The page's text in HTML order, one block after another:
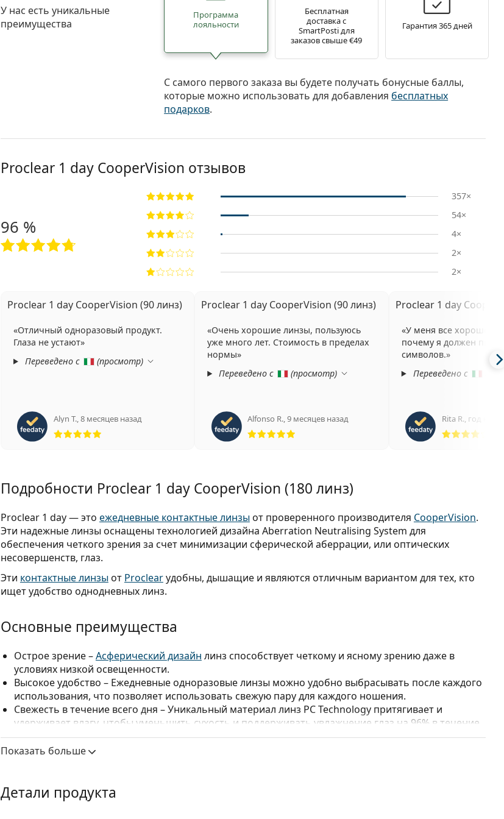
У нас есть уникальные
преимущества
Программа
лояльности
Бесплатная
доставка с
SmartPosti для
заказов свыше €49
Гарантия 365 дней
С самого первого заказа вы будете получать бонусные баллы,
которые можно использовать для добавления бесплатных
подарков.
Proclear 1 day CooperVision отзывов
96 %
357×
54×
4×
2×
2×
Proclear 1 day CooperVision (90 линз)
Отличный одноразовый продукт.
Глаза не устают
Переведено с
(просмотр)
Alyn T.,8 месяцев назад
Рейтинг 5 из 5
Proclear 1 day CooperVision (90 линз)
Очень хорошие линзы, пользуюсь
уже много лет. Стоимость в пределах
нормы
Переведено с
(просмотр)
Alfonso R.,9 месяцев назад
Рейтинг 5 из 5
Proclear 1 day
У меня все хорошо.
почему я должен
символов.
Переведено с
Rita R., год
Подробности Proclear 1 day CooperVision (180 линз)
Proclear 1 day — это ежедневные контактные линзыот проверенного производителя CooperVision.
Эти надежные линзы оснащены технологией дизайна Aberration Neutralising System для
обеспечения четкого зрения за счет минимизации сферической аберрации, или оптических
несовершенств, глаз.
Эти контактные линзыот Proclearудобны, дышащие и являются отличным вариантом для тех, кто
ищет удобство однодневных линз.
Основные преимущества
Острое зрение–Асферический дизайн линз способствует четкому и ясному зрению даже в
условиях низкой освещенности.
Высокое удобство – Ежедневные одноразовые линзы можно удобно выбрасывать после каждого
использования, что позволяет использовать свежую пару для каждого ношения.
Свежесть в течение всего дня – Уникальный материал линз PC Technology притягивает и
удерживает влагу, чтобы уменьшить сухость и поддерживать увлажнение глаз на 96% в течение
всего дня.
Комфортное ношение
Для кого предназначены Proclear 1 day?
Показать больше
Детали продукта